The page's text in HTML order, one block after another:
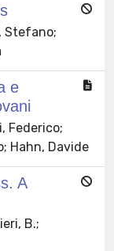
Stefano;
e
Federico;
Hahn, Davide
A
B.;